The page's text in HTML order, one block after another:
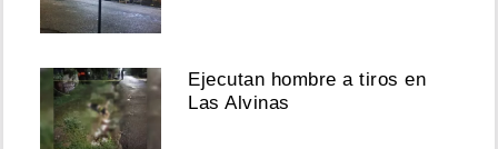
Ejecutan hombre a tiros en
Las Alvinas